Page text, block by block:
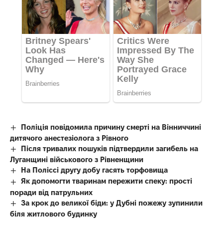
Поліція повідомила причину смерті на Вінниччині
дитячого анестезіолога з Рівного
Після тривалих пошуків підтвердили загибель на
Луганщині військового з Рівненщини
На Поліссі другу добу гасять торфовища
Як допомогти тваринам пережити спеку: прості
поради від патрульних
За крок до великої біди: у Дубні пожежу зупинили
біля житлового будинку